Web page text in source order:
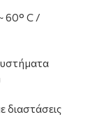
60° C /
διαστάσεις